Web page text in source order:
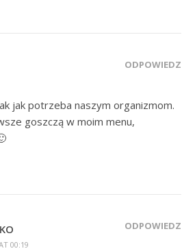
ODPOWIEDZ
jak potrzeba naszym organizmom.
goszczą w moim menu,
00:19
ODPOWIEDZ